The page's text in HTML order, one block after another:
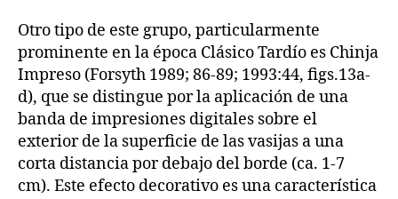
Otro tipo de este grupo, particularmente
prominente en la época Clásico Tardío es Chinja
Impreso (Forsyth 1989; 86-89; 1993:44, figs.13a-
d), que se distingue por la aplicación de una
banda de impresiones digitales sobre el
exterior de la superficie de las vasijas a una
corta distancia por debajo del borde (ca. 1-7
cm). Este efecto decorativo es una característica